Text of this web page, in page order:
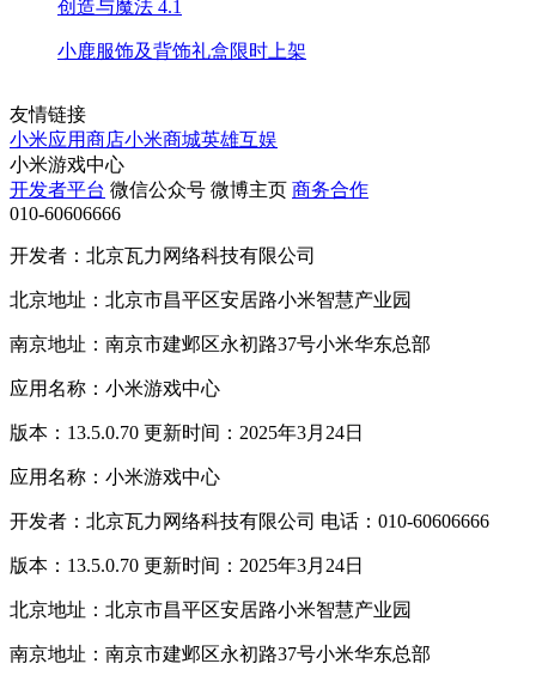
创造与魔法 4.1
小鹿服饰及背饰礼盒限时上架
友情链接
小米应用商店小米商城英雄互娱
小米游戏中心
开发者平台 微信公众号 微博主页 商务合作
010-60606666
开发者：北京瓦力网络科技有限公司
北京地址：北京市昌平区安居路小米智慧产业园
南京地址：南京市建邺区永初路37号小米华东总部
应用名称：小米游戏中心
版本：13.5.0.70 更新时间：2025年3月24日
应用名称：小米游戏中心
开发者：北京瓦力网络科技有限公司 电话：010-60606666
版本：13.5.0.70 更新时间：2025年3月24日
北京地址：北京市昌平区安居路小米智慧产业园
南京地址：南京市建邺区永初路37号小米华东总部